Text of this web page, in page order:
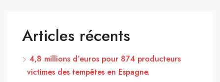
Articles récents
4,8 millions d’euros pour 874 producteurs
victimes des tempêtes en Espagne.